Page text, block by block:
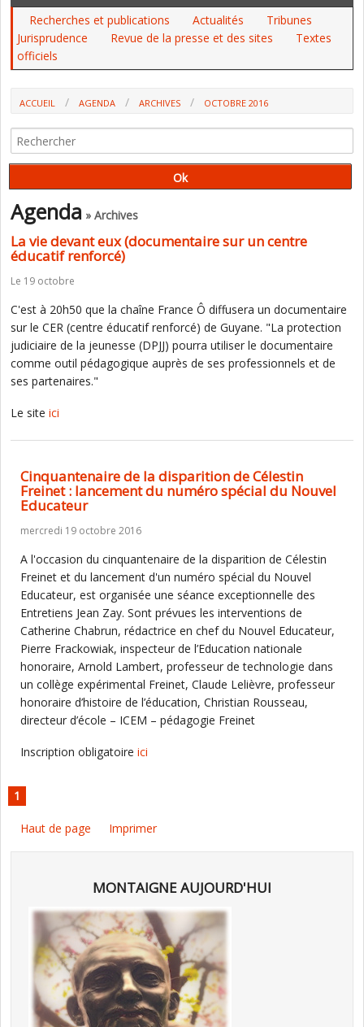
Recherches et publications Actualités
Tribunes
Jurisprudence
Revue de la presse et des sites
Textes
officiels
ACCUEIL AGENDA ARCHIVES OCTOBRE 2016
Agenda » Archives
La vie devant eux (documentaire sur un centre
éducatif renforcé)
Le 19 octobre
C'est à 20h50 que la chaîne France Ô diffusera un documentaire
sur le CER (centre éducatif renforcé) de Guyane. "La protection
judiciaire de la jeunesse (DPJJ) pourra utiliser le documentaire
comme outil pédagogique auprès de ses professionnels et de
ses partenaires."
Le site ici
Cinquantenaire de la disparition de Célestin
Freinet : lancement du numéro spécial du Nouvel
Educateur
mercredi 19 octobre 2016
A l'occasion du cinquantenaire de la disparition de Célestin
Freinet et du lancement d'un numéro spécial du Nouvel
Educateur, est organisée une séance exceptionnelle des
Entretiens Jean Zay. Sont prévues les interventions de
Catherine Chabrun, rédactrice en chef du Nouvel Educateur,
Pierre Frackowiak, inspecteur de l’Education nationale
honoraire, Arnold Lambert, professeur de technologie dans
un collège expérimental Freinet, Claude Lelièvre, professeur
honoraire d’histoire de l’éducation, Christian Rousseau,
directeur d’école – ICEM – pédagogie Freinet
Inscription obligatoire ici
1
Haut de page Imprimer
MONTAIGNE AUJOURD'HUI